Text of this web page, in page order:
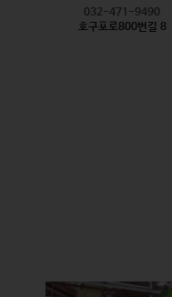
032-471-9490
호구포로800번길 8